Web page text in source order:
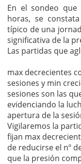
En el sondeo que
horas, se
típico de una
significativa de la
Las partidas que
max decrecientes
sesiones y min
sesiones son las
evidenciando la
apertura de la
Vigilaremos la
fijan max
de reducirse el nº
que la presión